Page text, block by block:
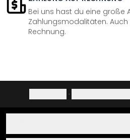
Bei uns hast du eine große
Zahlungsmodalitäten.
Rechnung.
·